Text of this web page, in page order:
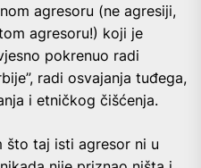
agresoru (ne agresiji,
agresoru!) koji je
pokrenuo radi
radi osvajanja tuđega,
i etničkog čišćenja.
što taj isti agresor ni u